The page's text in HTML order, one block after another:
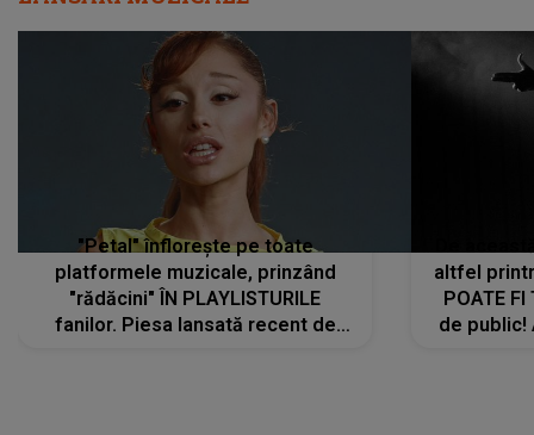
"Petal" înflorește pe toate
platformele muzicale, prinzând
"rădăcini" ÎN PLAYLISTURILE
fanilor. Piesa lansată recent de
altfel
POATE FI
de public!